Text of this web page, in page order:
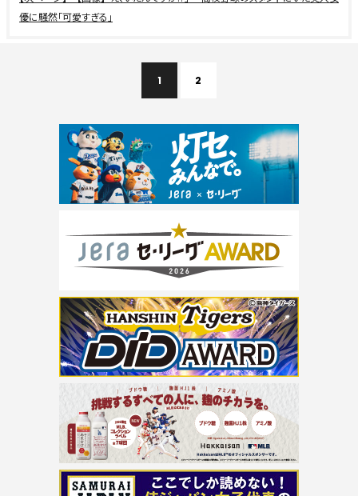
優に騒然「可愛すぎる」
1 2